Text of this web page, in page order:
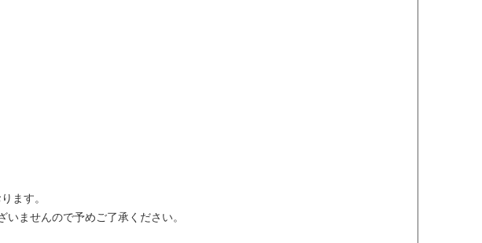
ます。
いませんので予めご了承ください。